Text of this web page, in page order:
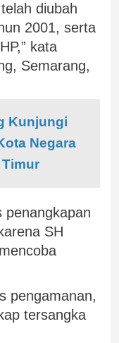
diubah
2001, serta
kata
Semarang,
Kunjungi
Negara
penangkapan
SH
pengamanan,
tersangka